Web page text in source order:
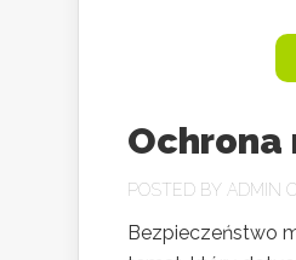
Ochrona
POSTED BY ADMIN
Bezpieczeństwo